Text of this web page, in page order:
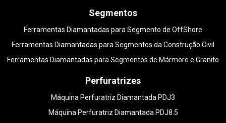
Segmentos
Ferramentas Diamantadas para Segmento de OffShore
Ferramentas Diamantadas para Segmentos da Construção Civil
Ferramentas Diamantadas para Segmentos de Mármore e Granito
Perfuratrizes
Máquina Perfuratriz Diamantada PDJ3
Máquina Perfuratriz Diamantada PDJ8.5